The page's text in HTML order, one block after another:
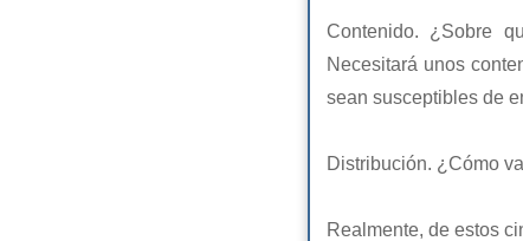
Contenido. ¿Sobre
Necesitará unos
sean susceptibles de
Distribución. ¿Cómo
Realmente, de estos